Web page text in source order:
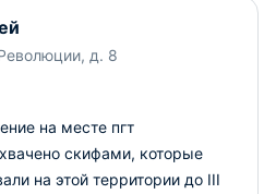
д. 8
на месте пгт
скифами, которые
на этой территории до III